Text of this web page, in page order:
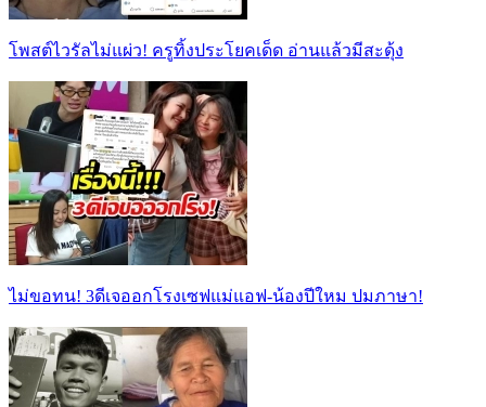
โพสต์ไวรัลไม่แผ่ว! ครูทิ้งประโยคเด็ด อ่านแล้วมีสะดุ้ง
ไม่ขอทน! 3ดีเจออกโรงเซฟแม่แอฟ-น้องปีใหม ปมภาษา!